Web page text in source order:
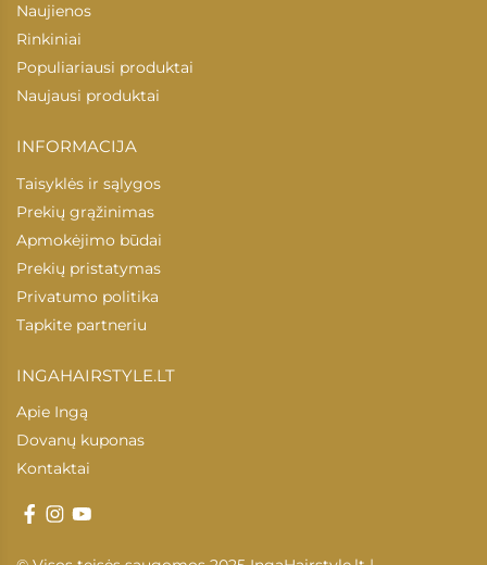
Naujienos
Rinkiniai
Populiariausi produktai
Naujausi produktai
INFORMACIJA
Taisyklės ir sąlygos
Prekių grąžinimas
Apmokėjimo būdai
Prekių pristatymas
Privatumo politika
Tapkite partneriu
INGAHAIRSTYLE.LT
Apie Ingą
Dovanų kuponas
Kontaktai